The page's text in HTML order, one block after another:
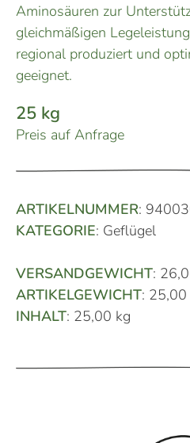
Aminosäuren zur
gleichmäßigen
regional produziert und
geeignet.
25 kg
Preis auf Anfrage
ARTIKELNUMMER:
KATEGORIE: Geflügel
VERSANDGEWICHT:
ARTIKELGEWICHT: 25,00
INHALT: 25,00 kg